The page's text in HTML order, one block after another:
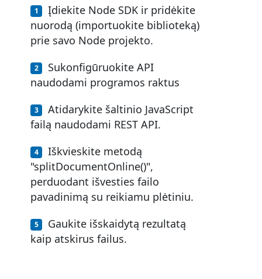
Įdiekite Node SDK ir pridėkite
nuorodą (importuokite biblioteką)
prie savo Node projekto.
Sukonfigūruokite API
naudodami programos raktus
Atidarykite šaltinio JavaScript
failą naudodami REST API.
Iškvieskite metodą
"splitDocumentOnline()",
perduodant išvesties failo
pavadinimą su reikiamu plėtiniu.
Gaukite išskaidytą rezultatą
kaip atskirus failus.